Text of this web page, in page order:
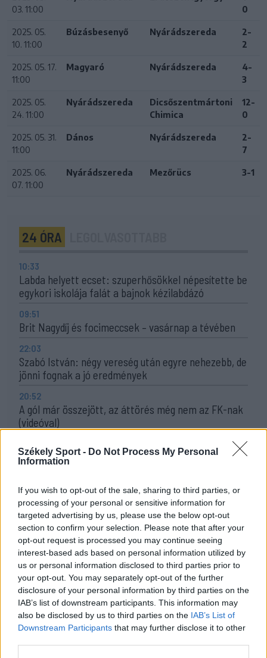
Székely Sport - Do Not Process My Personal
Information
If you wish to opt-out of the sale, sharing to third parties, or
processing of your personal or sensitive information for
targeted advertising by us, please use the below opt-out
section to confirm your selection. Please note that after your
opt-out request is processed you may continue seeing
interest-based ads based on personal information utilized by
us or personal information disclosed to third parties prior to
your opt-out. You may separately opt-out of the further
disclosure of your personal information by third parties on the
IAB’s list of downstream participants. This information may
also be disclosed by us to third parties on the IAB’s List of
Downstream Participants that may further disclose it to other
03. 11:00
0
2025. 05.
10. 11:00
Búzásbesenyő Nyárádszereda
2-
2
2025. 05. 17.
11:00
Magyaró Nyárádszereda
4-
3
2025. 05.
24. 11:00
Nyárádszereda
Dicsőszentmártoni
Chimica
12-
0
2025. 05. 31.
11:00
Dános Nyárádszereda
2-
7
2025. 06.
07. 11:00
Nyárádszereda Mezőrücs 3-1
24 ÓRA
10:33
Labda helyett ecset: szuperhősökkel népesítette be
egykori iskolája falát a bajnok kézilabdázó
09:51
Brit Nagydíj és focimeccsek – vasárnap a tévében
22:03
Szabó István: négy vereség után egyre nehezebb, de
jönni fognak a jó eredmények
20:52
A gól már összejött, az áttörés még nem az FK-nak
(videóval)
Tesztmeccsen legyőzte első bajnoki ellenfelét az FK
13:16
Otthon kapott ki az újonctól a Marosvásárhelyi ASA,
a Steaua sem tudott nyerni
10:41
Kulcsjátékosok nélkül készül a Farul az FK
Csíkszereda ellen
10:24
Aranyérmek sokaságával tért haza Kőszegről a
Godako
MÉG TÖBB FRISS HÍR